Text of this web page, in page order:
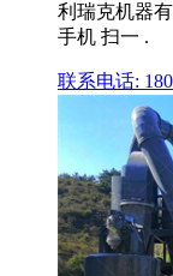
利瑞克机器
手机 扫一 .
联系电话: 180